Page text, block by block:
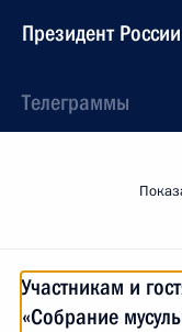
Президент России
Телеграммы
Участникам и
«Собрание